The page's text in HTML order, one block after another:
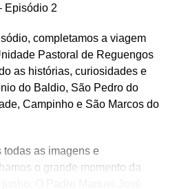
Episódio 2
completamos a viagem
Pastoral de Reguengos
as histórias, curiosidades e
do Baldio, São Pedro do
Campinho e São Marcos do
as imagens e
o grande momento da